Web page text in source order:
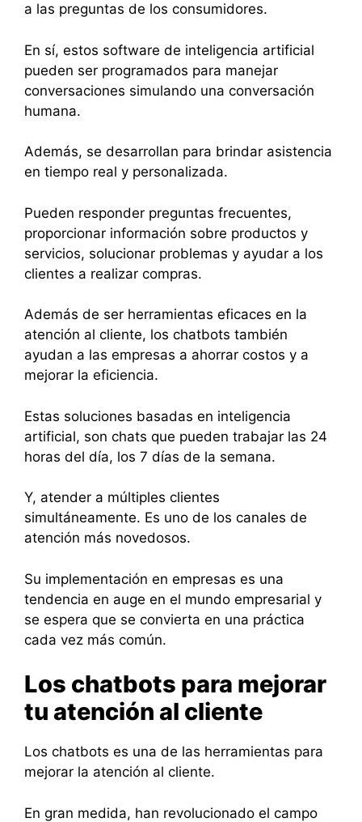
a las preguntas de los consumidores.
En sí, estos software de inteligencia artificial
pueden ser programados para manejar
conversaciones simulando una conversación
humana.
Además, se desarrollan para brindar asistencia
en tiempo real y personalizada.
Pueden responder preguntas frecuentes,
proporcionar información sobre productos y
servicios, solucionar problemas y ayudar a los
clientes a realizar compras.
Además de ser herramientas eficaces en la
atención al cliente, los chatbots también
ayudan a las empresas a ahorrar costos y a
mejorar la eficiencia.
Estas soluciones basadas en inteligencia
artificial, son chats que pueden trabajar las 24
horas del día, los 7 días de la semana.
Y, atender a múltiples clientes
simultáneamente. Es uno de los canales de
atención más novedosos.
Su implementación en empresas es una
tendencia en auge en el mundo empresarial y
se espera que se convierta en una práctica
cada vez más común.
Los chatbots para mejorar
tu atención al cliente
Los chatbots es una de las herramientas para
mejorar la atención al cliente.
En gran medida, han revolucionado el campo